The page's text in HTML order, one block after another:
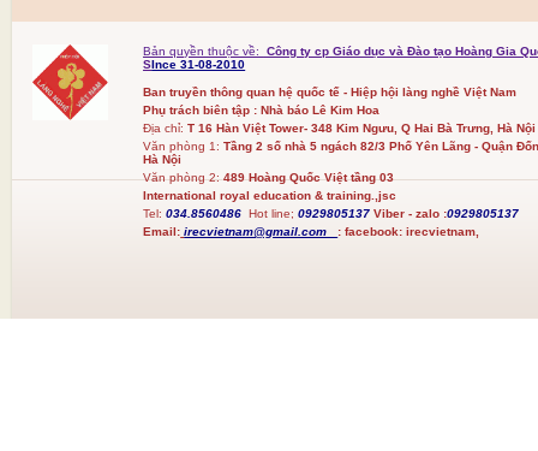
Bản quyền thuộc về:
Công ty cp Giáo dục và Đào tạo Hoàng Gia
SInce 31-08-2010
Ban truyền thông quan hệ quốc tế - Hiệp hội làng nghề Việt Nam
Phụ trách biên tập : Nhà báo Lê Kim Hoa
Địa chỉ: T 16 Hàn Việt Tower- 348 Kim Ngưu, Q Hai Bà Trưng, Hà Nội
Văn phòng 1:Tầng 2 số nhà 5 ngách 82/3 Phố Yên Lãng - Quận
Hà Nội
Văn phòng 2:489 Hoàng Quốc Việt tầng 03
International royal education & training.,jsc
Tel:034.8560486Hot line; 0929805137 Viber - zalo :0929805137
Email: irecvietnam@gmail.com :facebook: irecvietnam,